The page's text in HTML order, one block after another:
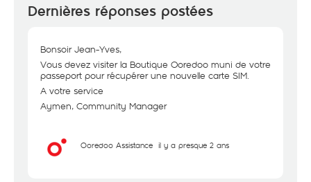
Dernières réponses postées
Bonsoir Jean-Yves,
Vous devez visiter la Boutique Ooredoo muni de votre
passeport pour récupérer une nouvelle carte SIM.
A votre service
Aymen, Community Manager
Ooredoo Assistance il y a presque 2 ans